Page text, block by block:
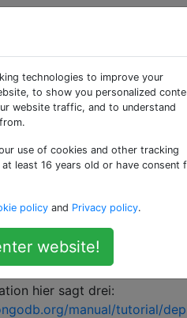
2 oder 3
hier sagt drei:
manual/tutorial/
technologies to improve your
to show you personalized
website traffic, and to understand
use of cookies and other tracking
least 16 years old or have consent
policy and Privacy policy.
website!